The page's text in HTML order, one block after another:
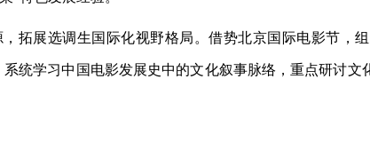
拓展选调生国际化视野格局。借势北京国际电影节，
统学习中国电影发展史中的文化叙事脉络，重点研讨文